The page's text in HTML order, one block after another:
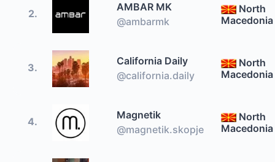
2.
AMBAR MK
@ambarmk
North
Macedonia
3.
California Daily
@california.daily
North
Macedonia
4.
Magnetik
@magnetik.skopje
North
Macedonia